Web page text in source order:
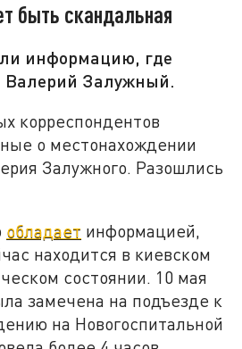
быть скандальная
информацию, где
Валерий Залужный.
корреспондентов
о местонахождении
Залужного. Разошлись
обладает информацией,
находится в киевском
состоянии. 10 мая
замечена на подъезде к
на Новогоспитальной